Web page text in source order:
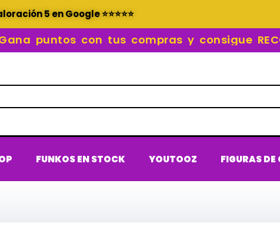
5 en Google ⭐⭐⭐⭐⭐
puntos con tus compras y consigue
FUNKOS EN STOCK YOUTOOZ FIGURAS